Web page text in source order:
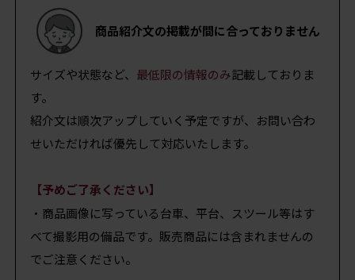
商品紹介文の掲載が間に合っておりません
サイズや状態など、 最低限の情報のみ記載しておりま
す。
紹介文は順次アップしていく予定ですが、お問い合わ
せいただければ優先して対応いたします。
【予めご了承ください】
・商品画像に写っている台車、平台、スツール等はす
べて撮影用の備品です。販売商品には含まれませんの
でご注意ください。